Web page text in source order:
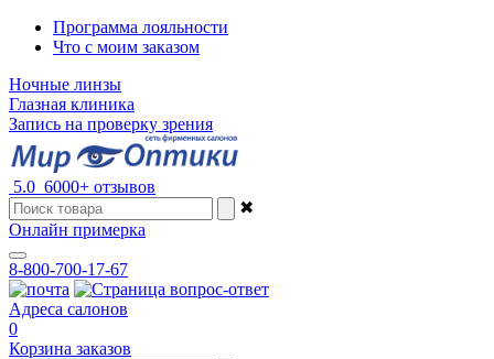
Программа лояльности
Что с моим заказом
Ночные линзы
Глазная клиника
Запись на проверку зрения
5.0 6000+ отзывов
✖
Онлайн примерка
8-800-700-17-67
Адреса салонов
0
Корзина заказов